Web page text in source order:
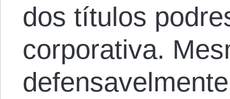
dos títulos
corporativa.